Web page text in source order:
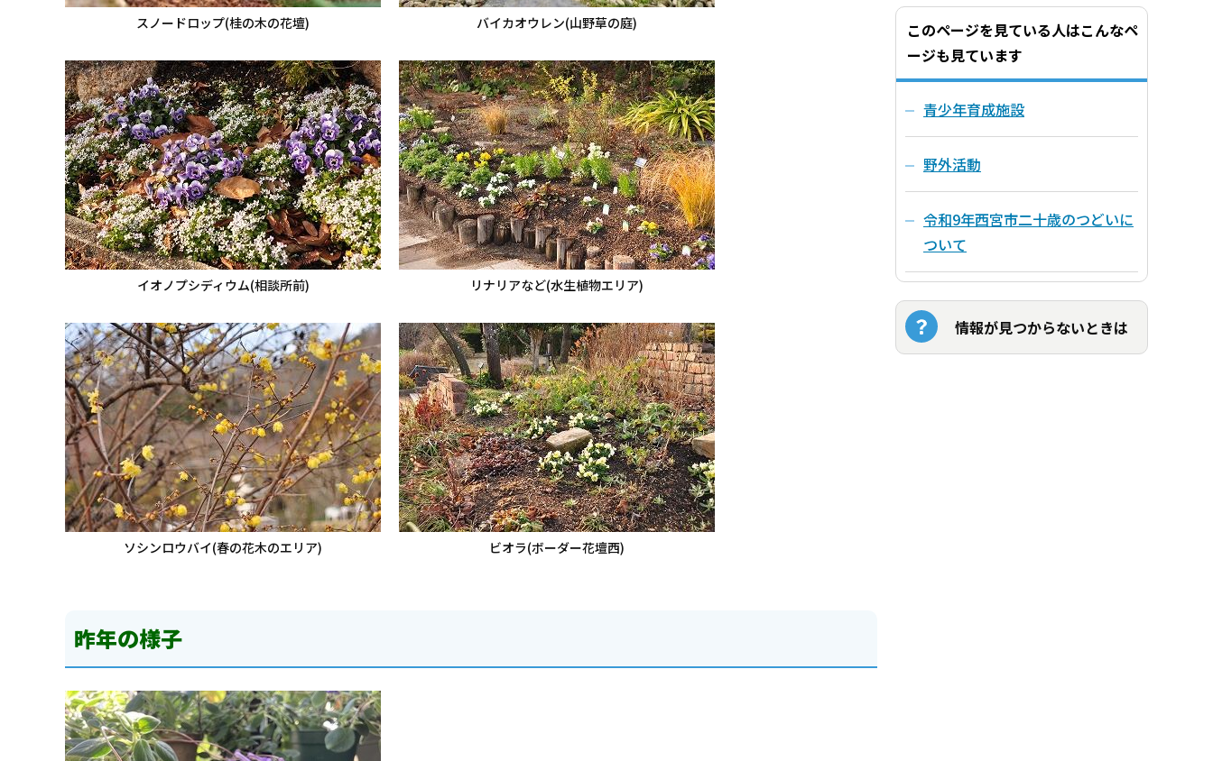
スノードロップ(桂の木の花壇) バイカオウレン(山野草の庭)
イオノプシディウム(相談所前) リナリアなど(水生植物エリア)
ソシンロウバイ(春の花木のエリア) ビオラ(ボーダー花壇西)
昨年の様子
このページを見ている人はこんなペ
ージも見ています
青少年育成施設
野外活動
令和9年西宮市二十歳のつどいに
ついて
情報が見つからないときは